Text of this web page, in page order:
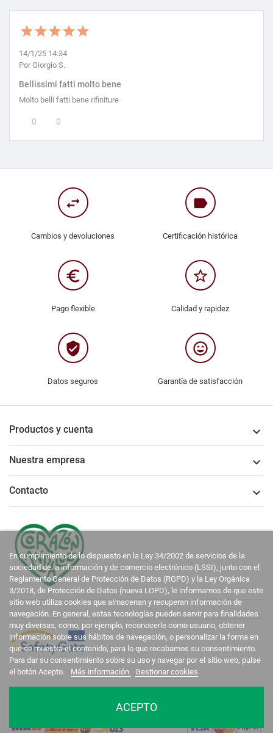
14/1/25 14:34
Por Giorgio S.
Bellissimi fatti molto bene
Molto belli fatti bene rifiniture
0 0
swap_horiz
Cambios y devoluciones
label
Certificación histórica
euro_symbol
Pago flexible
star_border
Calidad y rapidez
verified_user
Datos seguros
sentiment_very_satisfied
Garantía de satisfacción
Productos y cuenta 
Nuestra empresa 
Contacto 
En cumplimiento de lo dispuesto en la Ley 34/2002 de servicios de la
sociedad de la información y de comercio electrónico (LSSI), junto con el
Reglamento General de Protección de Datos (RGPD) y la Ley Orgánica
3/2018, de Protección de Datos (nueva LOPD), le informamos de que este
sitio web utiliza cookies que almacenan y recuperan información de
navegación. En general, estas tecnologías pueden servir para finalidades
muy diversas, como, por ejemplo, reconocerle como usuario, obtener
información sobre sus hábitos de navegación, o personalizar la forma en
que se muestra el contenido, para lo que recabamos su consentimiento.
Para dar su consentimiento sobre su uso y navegar por el sitio web, pulse
el botón Acepto.
Más información Gestionar cookies
ACEPTO
La Casa del Recreador © 2020-2026. Todos los derechos reservados.